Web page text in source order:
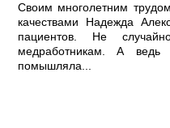
Своим многолетним
качествами Надежда
пациентов. Не
медработникам. А
помышляла...